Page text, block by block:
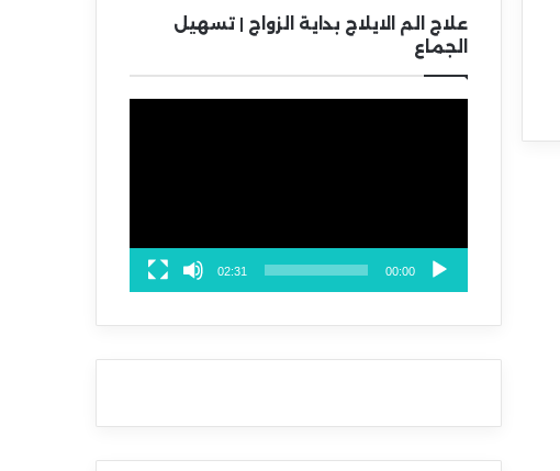
علاج الم الايلاج بداية الزواج | تسهيل
الجماع
00:00
02:31